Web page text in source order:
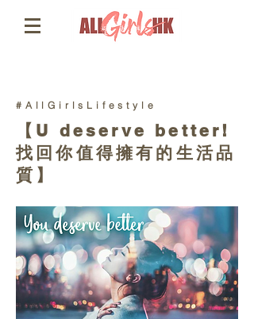
#AllGirlsLifestyle
【U deserve better!
找回你值得擁有的生活品
質】